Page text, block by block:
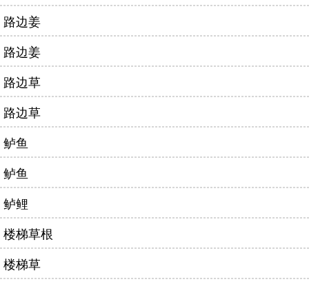
路边姜
路边姜
路边草
路边草
鲈鱼
鲈鱼
鲈鲤
楼梯草根
楼梯草